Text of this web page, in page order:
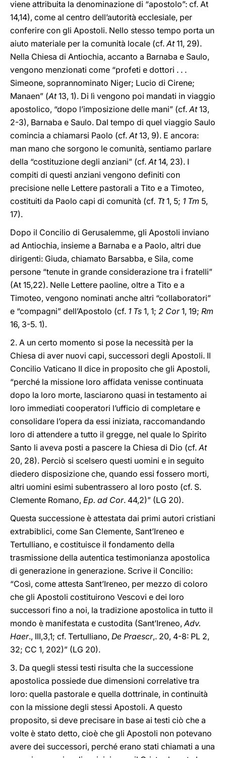
viene attribuita la denominazione di “apostolo”: cf. At
14,14), come al centro dell’autorità ecclesiale, per
conferire con gli Apostoli. Nello stesso tempo porta un
aiuto materiale per la comunità locale (cf.At11, 29).
Nella Chiesa di Antiochia, accanto a Barnaba e Saulo,
vengono menzionati come “profeti e dottori . . .
Simeone, soprannominato Niger; Lucio di Cirene;
Manaen” (At13, 1). Di lì vengono poi mandati in viaggio
apostolico, “dopo l’imposizione delle mani” (cf.At13,
2-3), Barnaba e Saulo. Dal tempo di quel viaggio Saulo
comincia a chiamarsi Paolo (cf.At13, 9). E ancora:
man mano che sorgono le comunità, sentiamo parlare
della “costituzione degli anziani” (cf.At14, 23). I
compiti di questi anziani vengono definiti con
precisione nelle Lettere pastorali a Tito e a Timoteo,
costituiti da Paolo capi di comunità (cf. Tt1, 5; 1 Tm 5,
17).
Dopo il Concilio di Gerusalemme, gli Apostoli inviano
ad Antiochia, insieme a Barnaba e a Paolo, altri due
dirigenti: Giuda, chiamato Barsabba, e Sila, come
persone “tenute in grande considerazione tra i fratelli”
(At 15,22). Nelle Lettere paoline, oltre a Tito e a
Timoteo, vengono nominati anche altri “collaboratori”
e “compagni” dell’Apostolo (cf. 1 Ts 1, 1; 2 Cor1, 19; Rm
16, 3-5. 1).
2. A un certo momento si pose la necessità per la
Chiesa di aver nuovi capi, successori degli Apostoli. Il
Concilio Vaticano II dice in proposito che gli Apostoli,
“perché la missione loro affidata venisse continuata
dopo la loro morte, lasciarono quasi in testamento ai
loro immediati cooperatori l’ufficio di completare e
consolidare l’opera da essi iniziata, raccomandando
loro di attendere a tutto il gregge, nel quale lo Spirito
Santo li aveva posti a pascere la Chiesa di Dio (cf.At
20, 28). Perciò si scelsero questi uomini e in seguito
diedero disposizione che, quando essi fossero morti,
altri uomini esimi subentrassero al loro posto (cf. S.
Clemente Romano, Ep. ad Cor. 44,2)” (LG 20).
Questa successione è attestata dai primi autori cristiani
extrabiblici, come San Clemente, Sant’Ireneo e
Tertulliano, e costituisce il fondamento della
trasmissione della autentica testimonianza apostolica
di generazione in generazione. Scrive il Concilio:
“Così, come attesta Sant’Ireneo, per mezzo di coloro
che gli Apostoli costituirono Vescovi e dei loro
successori fino a noi, la tradizione apostolica in tutto il
mondo è manifestata e custodita (Sant’Ireneo,Adv.
Haer., III,3,1; cf. Tertulliano, De Praescr,. 20, 4-8: PL 2,
32; CC 1, 202)” (LG 20).
3. Da quegli stessi testi risulta che la successione
apostolica possiede due dimensioni correlative tra
loro: quella pastorale e quella dottrinale, in continuità
con la missione degli stessi Apostoli. A questo
proposito, si deve precisare in base ai testi ciò che a
volte è stato detto, cioè che gli Apostoli non potevano
avere dei successori, perché erano stati chiamati a una